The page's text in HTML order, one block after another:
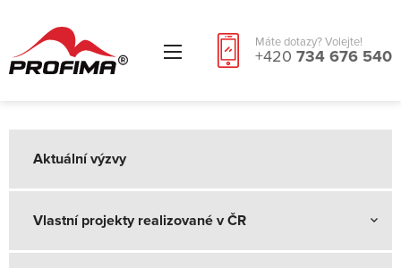
Máte dotazy? Volejte!
+420 734 676 540
Aktuální výzvy
Vlastní projekty realizované v ČR